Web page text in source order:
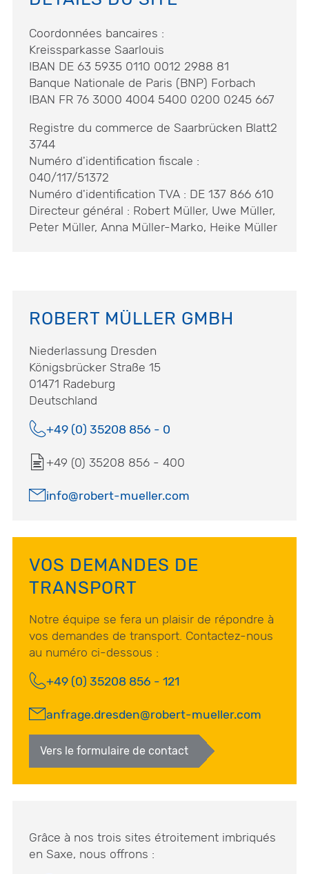
Coordonnées bancaires :
Kreissparkasse Saarlouis
IBAN DE 63 5935 0110 0012 2988 81
Banque Nationale de Paris (BNP) Forbach
IBAN FR 76 3000 4004 5400 0200 0245 667
Registre du commerce de Saarbrücken Blatt2
3744
Numéro d'identification fiscale :
040/117/51372
Numéro d'identification TVA : DE 137 866 610
Directeur général : Robert Müller, Uwe Müller,
Peter Müller, Anna Müller-Marko, Heike Müller
ROBERT MÜLLER GMBH
Niederlassung Dresden
Königsbrücker Straße 15
01471 Radeburg
Deutschland
+49 (0) 35208 856 - 0
+49 (0) 35208 856 - 400
info@robert-mueller.com
VOS DEMANDES DE
TRANSPORT
Notre équipe se fera un plaisir de répondre à
vos demandes de transport. Contactez-nous
au numéro ci-dessous :
+49 (0) 35208 856 - 121
anfrage.dresden@robert-mueller.com
Vers le formulaire de contact
Grâce à nos trois sites étroitement imbriqués
en Saxe, nous offrons :